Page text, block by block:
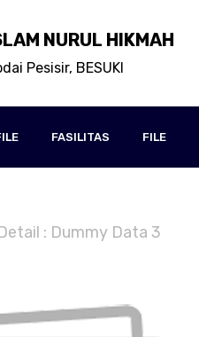
NURUL HIKMAH
Pesisir, BESUKI
FASILITAS FILE
: Dummy Data 3